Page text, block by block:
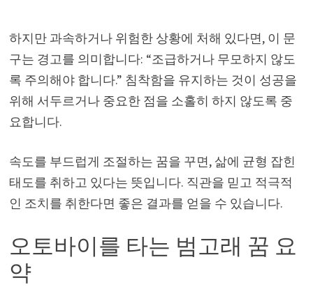
하지만 과속하거나 위험한 상황에 처해 있다면, 이 문
구는 경고를 의미합니다: “조급하거나 무모하지 않도
록 주의해야 합니다.” 침착함을 유지하는 것이 성공을
위해 서두르거나 중요한 점을 소홀히 하지 않도록 중
요합니다.
속도를 부드럽게 조절하는 꿈을 꾸면, 삶에 균형 잡힌
태도를 취하고 있다는 뜻입니다. 직관을 믿고 적극적
인 조치를 취한다면 좋은 결과를 얻을 수 있습니다.
오토바이를 타는 범고래 꿈 요
약